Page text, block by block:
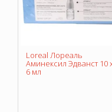
Loreal Лореаль
Аминексил Эдванст 10
6 мл